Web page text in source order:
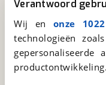
Verantwoord
Wij en onze
technologieën
Kosterijland15
3981 AJ
Bunnik
Een initiatief
BOVAG